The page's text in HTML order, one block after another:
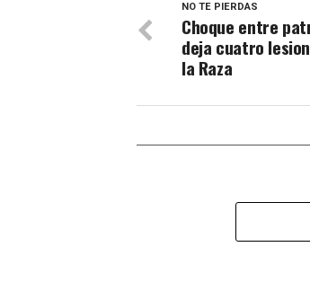
NO TE PIERDAS
Choque entre
deja cuatro
la Raza